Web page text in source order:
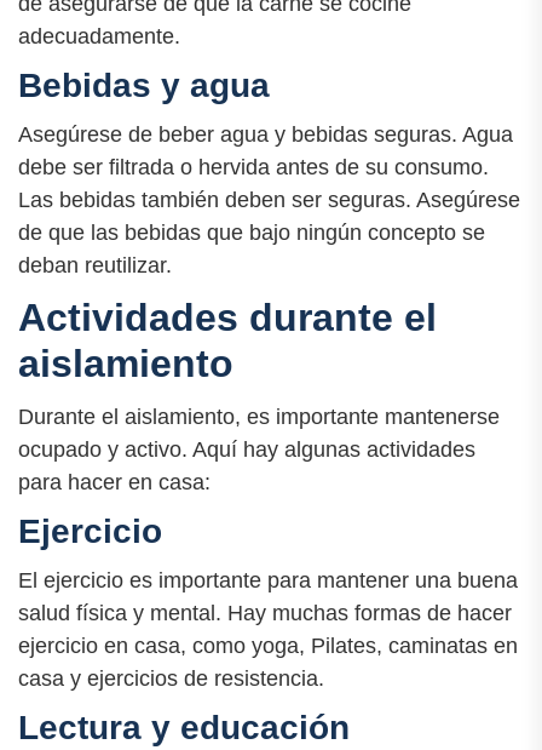
adecuadamente.
Bebidas y agua
Asegúrese de beber agua y bebidas seguras. Agua
debe ser filtrada o hervida antes de su consumo.
Las bebidas también deben ser seguras. Asegúrese
de que las bebidas que bajo ningún concepto se
deban reutilizar.
Actividades durante el
aislamiento
Durante el aislamiento, es importante mantenerse
ocupado y activo. Aquí hay algunas actividades
para hacer en casa:
Ejercicio
El ejercicio es importante para mantener una buena
salud física y mental. Hay muchas formas de hacer
ejercicio en casa, como yoga, Pilates, caminatas en
casa y ejercicios de resistencia.
Lectura y educación